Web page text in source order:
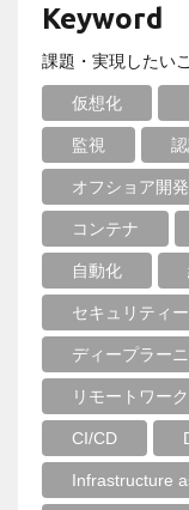
Keyword
課題・実現したい
仮想化
監視
オフショア開発
コンテナ
自動化
セキュリティー
ディープラー
リモートワーク
CI/CD
Infrastructure